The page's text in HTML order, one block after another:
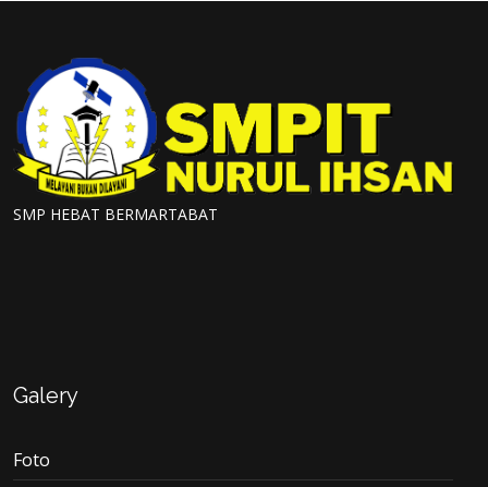
SMP HEBAT BERMARTABAT
Galery
Foto